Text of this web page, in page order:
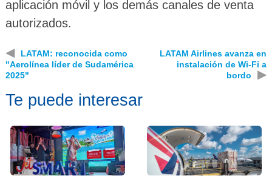
aplicación móvil y los demás canales de venta
autorizados.
◀
LATAM: reconocida como
"Aerolínea líder de Sudamérica
2025"
LATAM Airlines avanza en
instalación de Wi-Fi a
bordo
▶
Te puede interesar